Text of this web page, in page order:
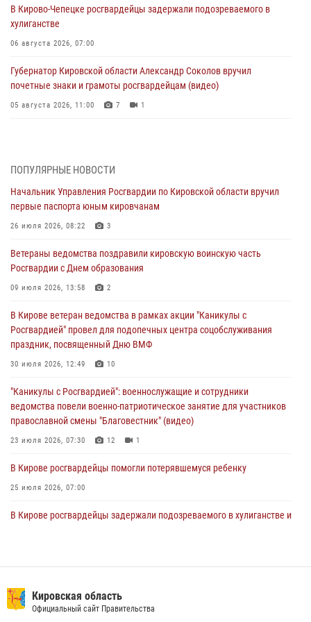
В Кирово-Чепецке росгвардейцы задержали подозреваемого в
хулиганстве
06 августа 2026, 07:00
Губернатор Кировской области Александр Соколов вручил
почетные знаки и грамоты росгвардейцам (видео)
05 августа 2026, 11:00 7 1
04 августа 2026, 09:30
В Кирове росгвардейцы задержали подозреваемого в грабеже
03 августа 2026, 09:01
митинге в честь Дня воздушно-десантных войск
03 августа 2026, 08:45
магазина
02 августа 2026, 07:00
1 августа – День дежурной службы войск национальной гвардии
01 августа 2026, 09:39
ПОПУЛЯРНЫЕ НОВОСТИ
Начальник Управления Росгвардии по Кировской области вручил
первые паспорта юным кировчанам
26 июля 2026, 08:22 3
Ветераны ведомства поздравили кировскую воинскую часть
Росгвардии с Днем образования
09 июля 2026, 13:58 2
В Кирове ветеран ведомства в рамках акции "Каникулы с
Росгвардией" провел для подопечных центра соцобслуживания
праздник, посвященный Дню ВМФ
30 июля 2026, 12:49 10
"Каникулы с Росгвардией": военнослужащие и сотрудники
ведомства повели военно-патриотическое занятие для участников
православной смены "Благовестник" (видео)
23 июля 2026, 07:30 12 1
В Кирове росгвардейцы помогли потерявшемуся ребенку
25 июля 2026, 07:00
В Кирове росгвардейцы задержали подозреваемого в хулиганстве и
вневедомственную охрану и поступления в ведомственные вузы
22 июля 2026, 14:51 1 2
Кировская область
Официальный сайт Правительства